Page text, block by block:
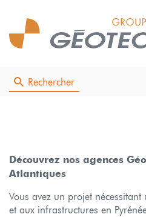
Rechercher
Découvrez nos agences
Atlantiques
Vous avez un projet
et aux infrastructures en